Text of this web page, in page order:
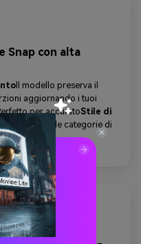
Snap con alta
Il modello preserva il
aggiornando i tuoi
per accuratoStile di
attraverso le categorie di